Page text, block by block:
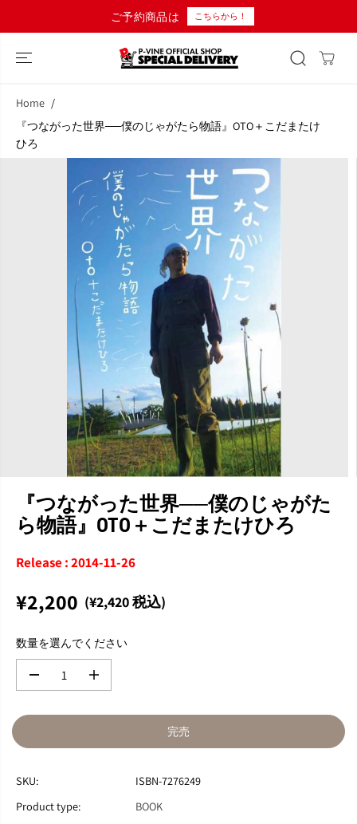
ご予約商品は こちらから！
Home
『つながった世界──僕のじゃがたら物語』OTO＋こだまたけ
ひろ
『つながった世界──僕のじゃがた
ら物語』OTO＋こだまたけひろ
Release : 2014-11-26
通
価
格
¥2,200 (¥2,420 税込)
完
数量を選んでください
つ
な
数
完売
SKU:
ISBN-7276249
Product type:
BOOK